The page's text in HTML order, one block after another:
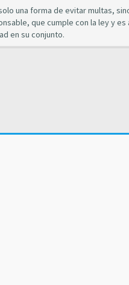
una forma de evitar multas,
que cumple con la ley y
en su conjunto.